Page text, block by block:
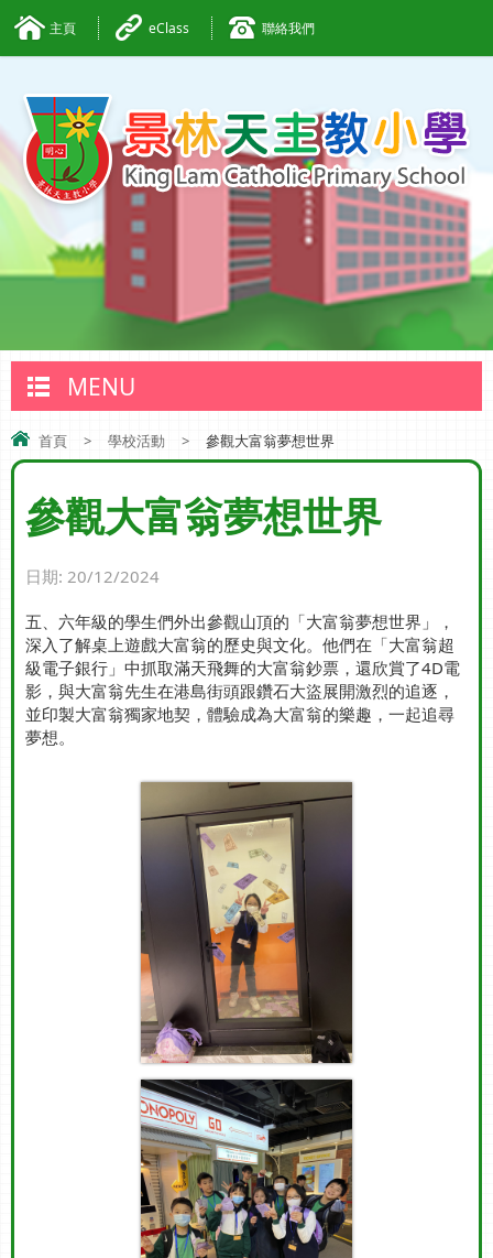
主頁 eClass 聯絡我們
MENU
首頁 > 學校活動 > 參觀大富翁夢想世界
參觀大富翁夢想世界
日期: 20/12/2024
五、六年級的學生們外出參觀山頂的「大富翁夢想世界」，
深入了解桌上遊戲大富翁的歷史與文化。他們在「大富翁超
級電子銀行」中抓取滿天飛舞的大富翁鈔票，還欣賞了4D電
影，與大富翁先生在港島街頭跟鑽石大盜展開激烈的追逐，
並印製大富翁獨家地契，體驗成為大富翁的樂趣，一起追尋
夢想。